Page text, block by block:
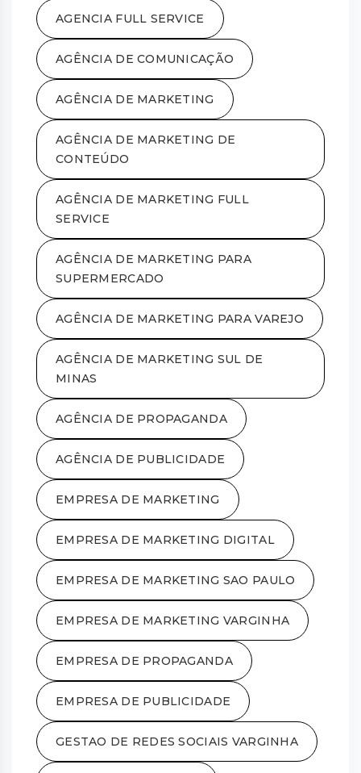
AGENCIA FULL SERVICE
AGÊNCIA DE COMUNICAÇÃO
AGÊNCIA DE MARKETING
AGÊNCIA DE MARKETING DE
CONTEÚDO
AGÊNCIA DE MARKETING FULL
SERVICE
AGÊNCIA DE MARKETING PARA
SUPERMERCADO
AGÊNCIA DE MARKETING PARA VAREJO
AGÊNCIA DE MARKETING SUL DE
MINAS
AGÊNCIA DE PROPAGANDA
AGÊNCIA DE PUBLICIDADE
EMPRESA DE MARKETING
EMPRESA DE MARKETING DIGITAL
EMPRESA DE MARKETING SAO PAULO
EMPRESA DE MARKETING VARGINHA
EMPRESA DE PROPAGANDA
EMPRESA DE PUBLICIDADE
GESTAO DE REDES SOCIAIS VARGINHA